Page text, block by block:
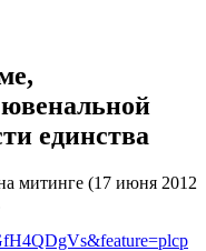
единства
митинге (17 июня 2012